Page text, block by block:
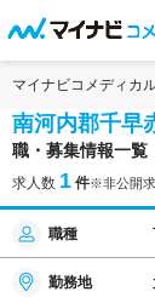
マイナビコメディカ
南河内郡千早
職・募集情報一覧
求人数 1 件※非公開求
職種
勤務地